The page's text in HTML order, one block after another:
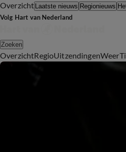
Overzicht Laatste nieuws Regionieuws
Volg Hart van Nederland
Zoeken
OverzichtRegioUitzendingenWeer